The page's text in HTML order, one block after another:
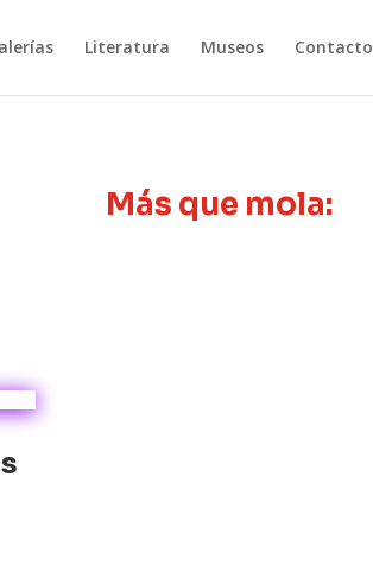
Literatura Museos Contacto
Más que mola: